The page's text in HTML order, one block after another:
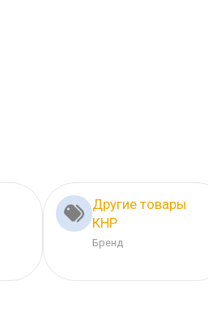
Другие товары
КНР
Бренд